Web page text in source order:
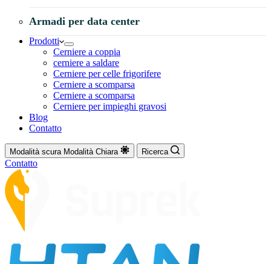
Armadi per data center
Prodotti
Cerniere a coppia
cerniere a saldare
Cerniere per celle frigorifere
Cerniere a scomparsa
Cerniere a scomparsa
Cerniere per impieghi gravosi
Blog
Contatto
Modalità scura Modalità Chiara Ricerca
Contatto